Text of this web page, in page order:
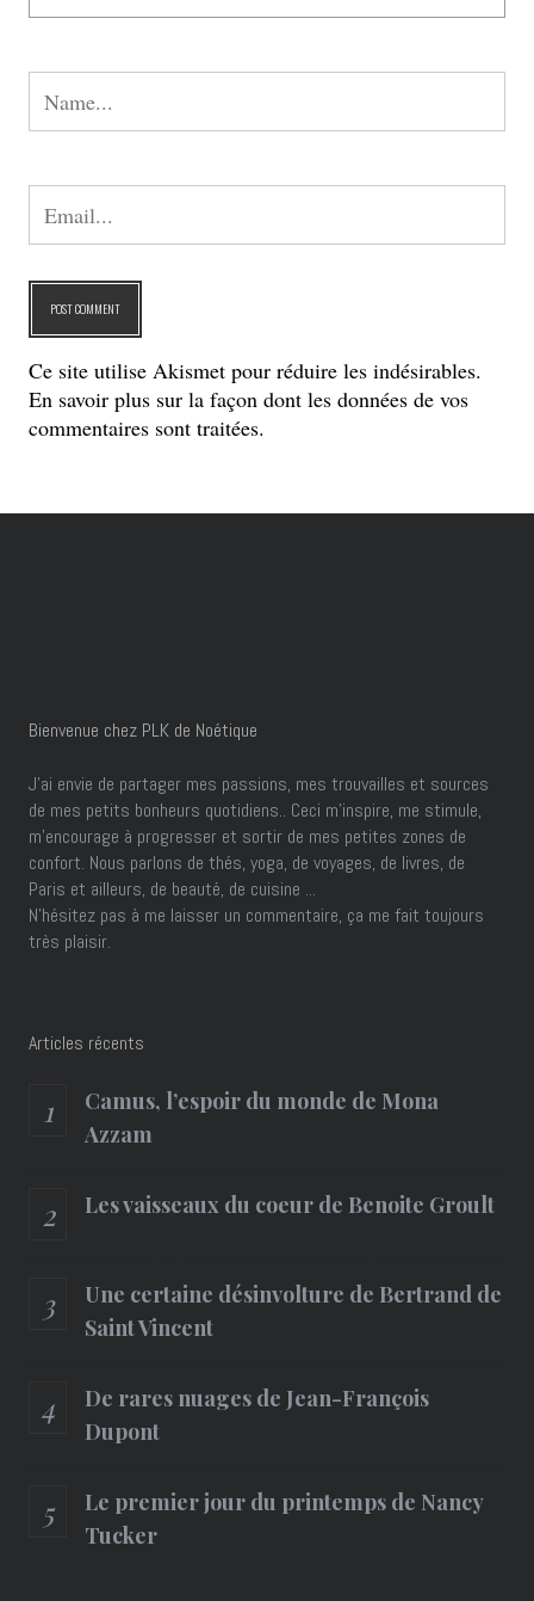
Ce site utilise Akismet pour réduire les indésirables.
En savoir plus sur la façon dont les données de vos
commentaires sont traitées.
Bienvenue chez PLK de Noétique
J’ai envie de partager mes passions, mes trouvailles et sources
de mes petits bonheurs quotidiens.. Ceci m'inspire, me stimule,
m'encourage à progresser et sortir de mes petites zones de
confort. Nous parlons de thés, yoga, de voyages, de livres, de
Paris et ailleurs, de beauté, de cuisine ...
N'hésitez pas à me laisser un commentaire, ça me fait toujours
très plaisir.
Articles récents
Camus, l’espoir du monde de Mona
Azzam
Les vaisseaux du coeur de Benoite Groult
Une certaine désinvolture de Bertrand de
Saint Vincent
De rares nuages de Jean-François
Dupont
Le premier jour du printemps de Nancy
Tucker